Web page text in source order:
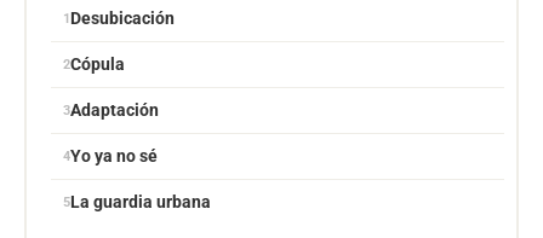
Desubicación
Cópula
Adaptación
Yo ya no sé
La guardia urbana